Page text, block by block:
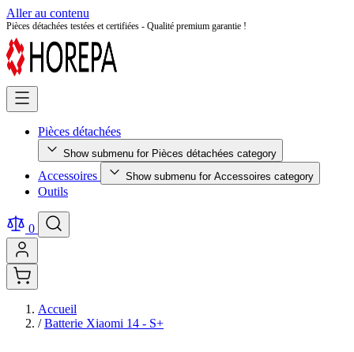
Aller au contenu
Retour facile sous 14 jours - Achetez en toute sérénité !
Pièces détachées
Show submenu for Pièces détachées category
Accessoires Show submenu for Accessoires category
Outils
0
Accueil
/ Batterie Xiaomi 14 - S+